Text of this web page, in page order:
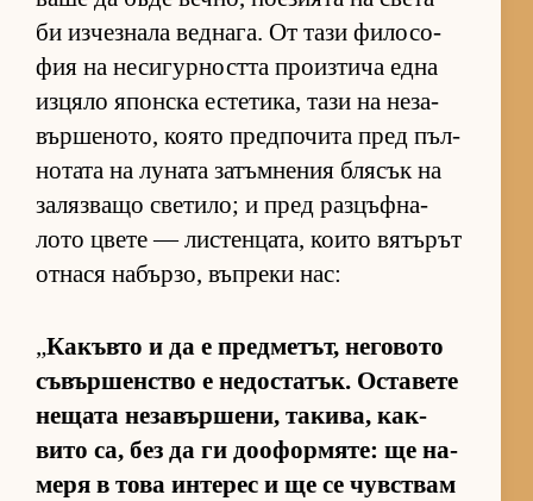
би из­чез­нала вед­на­га. От тази фи­ло­со­
фия на не­си­гур­ността про­из­тича една
из­цяло япон­ска ес­те­ти­ка, тази на не­за­
вър­ше­но­то, ко­ято пред­по­чита пред пъл­
но­тата на лу­ната за­тъм­не­ния бля­сък на
за­ляз­ващо све­ти­ло; и пред раз­цъф­на­
лото цвете — лис­тен­ца­та, ко­ито вя­тъ­рът
от­нася на­бър­зо, въп­реки нас:
„Ка­къвто и да е пред­ме­тът, не­го­вото
съ­вър­шен­с­тво е не­дос­та­тък. Ос­та­вете
не­щата не­за­вър­ше­ни, та­ки­ва, как­
вито са, без да ги до­о­фор­мя­те: ще на­
меря в това ин­те­рес и ще се чув­с­т­вам